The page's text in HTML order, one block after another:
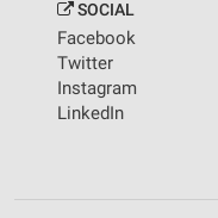
SOCIAL
Facebook
Twitter
Instagram
LinkedIn